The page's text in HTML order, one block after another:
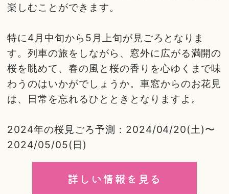
楽しむことができます。
特に4月中旬から5月上旬が見ごろとなりま
す。列車の旅をしながら、窓外に広がる満開の
桜を眺めて、春の風と桜の香りを心ゆくまで味
わうのはいかがでしょうか。車窓からのお花見
は、日常を忘れるひとときとなりますよ。
2024年の桜見ごろ予測：2024/04/20(土)〜
2024/05/05(日)
詳しい情報を見る